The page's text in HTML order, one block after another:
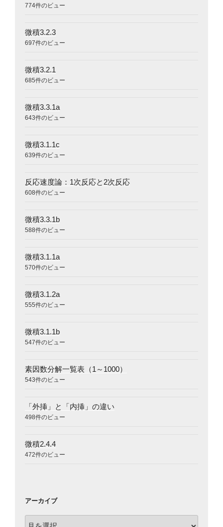
774件のビュー
微積3.2.3
697件のビュー
微積3.2.1
685件のビュー
微積3.3.1a
643件のビュー
微積3.1.1c
639件のビュー
反応速度論：1次反応と2次反応
608件のビュー
微積3.3.1b
588件のビュー
微積3.1.1a
570件のビュー
微積3.1.2a
555件のビュー
微積3.1.1b
547件のビュー
素因数分解一覧表（1～1000）
543件のビュー
「外挿」と「内挿」の違い
498件のビュー
微積2.4.4
472件のビュー
アーカイブ